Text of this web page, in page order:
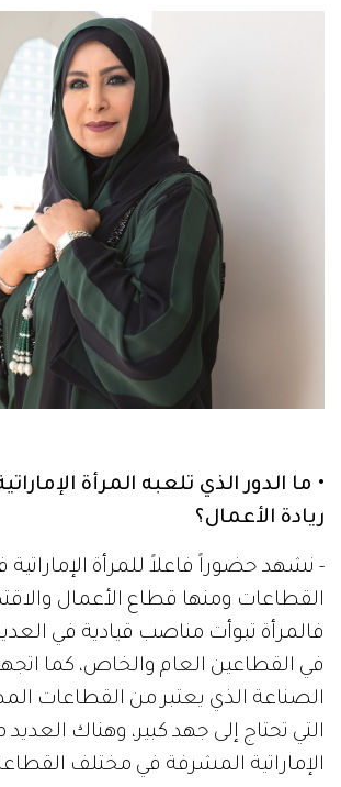
• ما الدور الذي تلعبه المرأة
ريادة الأعمال؟
- نشهد حضوراً فاعلاً للمرأة
القطاعات ومنها قطاع الأعمال
فالمرأة تبوأت مناصب قيادية في
في القطاعين العام والخاص، كما
الصناعة الذي يعتبر من القطاعات
التي تحتاج إلى جهد كبير، وهناك العديد
الإماراتية المشرفة في مختلف